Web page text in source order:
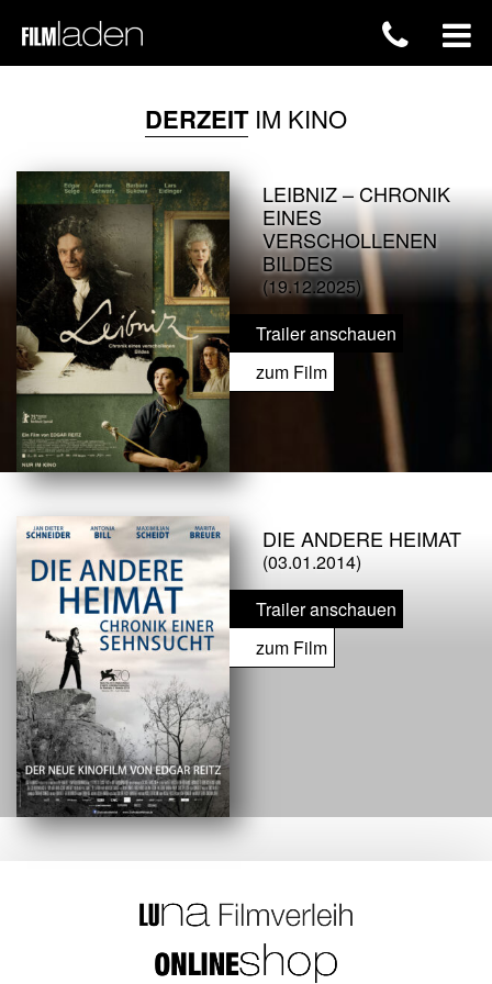
DERZEITIM KINO
LEIBNIZ – CHRONIK
EINES
VERSCHOLLENEN
BILDES
(19.12.2025)
Trailer anschauen
zum Film
DIE ANDERE HEIMAT
(03.01.2014)
Trailer anschauen
zum Film